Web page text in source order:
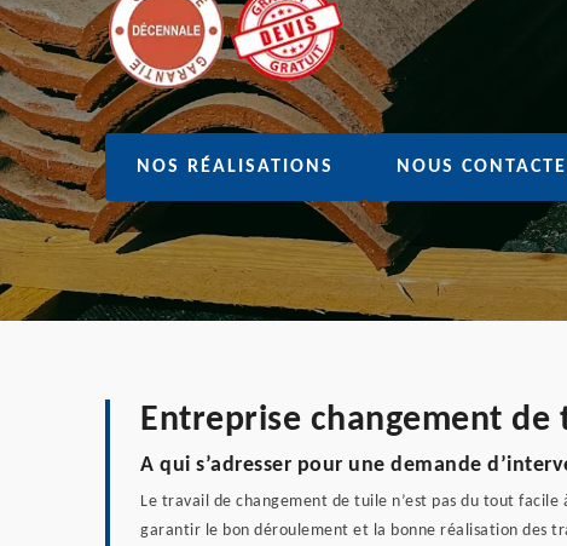
NOS RÉALISATIONS NOUS
Entreprise changement
A qui s’adresser pour une demande
Le travail de changement de tuile n’est pas du tout
garantir le bon déroulement et la bonne réalisation des